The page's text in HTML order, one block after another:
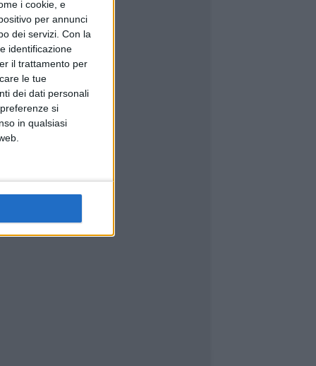
i cookie, e
per annunci
dei servizi. Con la
identificazione
il trattamento per
le tue
dei dati personali
si
in qualsiasi